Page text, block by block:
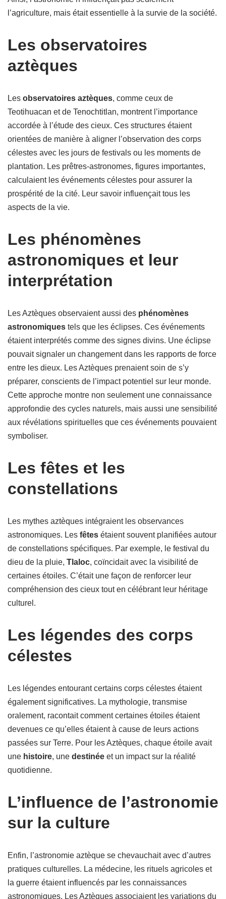
l’agriculture, mais était essentielle à la survie de la société.
Les observatoires
aztèques
Les observatoires aztèques, comme ceux de
Teotihuacan et de Tenochtitlan, montrent l’importance
accordée à l’étude des cieux. Ces structures étaient
orientées de manière à aligner l’observation des corps
célestes avec les jours de festivals ou les moments de
plantation. Les prêtres-astronomes, figures importantes,
calculaient les événements célestes pour assurer la
prospérité de la cité. Leur savoir influençait tous les
aspects de la vie.
Les phénomènes
astronomiques et leur
interprétation
Les Aztèques observaient aussi des phénomènes
astronomiques tels que les éclipses. Ces événements
étaient interprétés comme des signes divins. Une éclipse
pouvait signaler un changement dans les rapports de force
entre les dieux. Les Aztèques prenaient soin de s’y
préparer, conscients de l’impact potentiel sur leur monde.
Cette approche montre non seulement une connaissance
approfondie des cycles naturels, mais aussi une sensibilité
aux révélations spirituelles que ces événements pouvaient
symboliser.
Les fêtes et les
constellations
Les mythes aztèques intégraient les observances
astronomiques. Les fêtes étaient souvent planifiées autour
de constellations spécifiques. Par exemple, le festival du
dieu de la pluie, Tlaloc, coïncidait avec la visibilité de
certaines étoiles. C’était une façon de renforcer leur
compréhension des cieux tout en célébrant leur héritage
culturel.
Les légendes des corps
célestes
Les légendes entourant certains corps célestes étaient
également significatives. La mythologie, transmise
oralement, racontait comment certaines étoiles étaient
devenues ce qu’elles étaient à cause de leurs actions
passées sur Terre. Pour les Aztèques, chaque étoile avait
une histoire, une destinée et un impact sur la réalité
quotidienne.
L’influence de l’astronomie
sur la culture
Enfin, l’astronomie aztèque se chevauchait avec d’autres
pratiques culturelles. La médecine, les rituels agricoles et
la guerre étaient influencés par les connaissances
astronomiques. Les Aztèques associaient les variations du